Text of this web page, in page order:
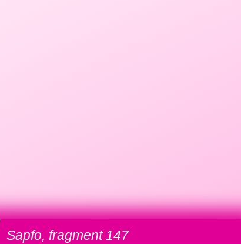
Sapfo, fragment 147